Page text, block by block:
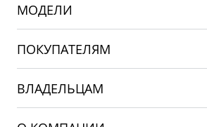
МОДЕЛИ
EX5
PREFACE
ПОКУПАТЕЛЯМ
ВЛАДЕЛЬЦАМ